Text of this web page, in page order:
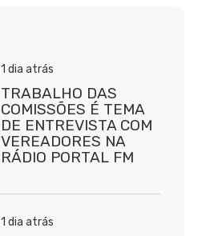
1 dia atrás
TRABALHO DAS
COMISSÕES É TEMA
DE ENTREVISTA COM
VEREADORES NA
RÁDIO PORTAL FM
1 dia atrás